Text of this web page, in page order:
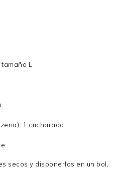
L
1 cucharada.
secos y disponerlos en un bol,